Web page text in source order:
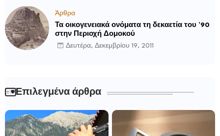
Άρθρα
Τα οικογενειακά ονόματα τη δεκαετία του ’90
στην Περιοχή Δομοκού
Δευτέρα, Δεκεμβρίου 19, 2011
Επιλεγμένα άρθρα